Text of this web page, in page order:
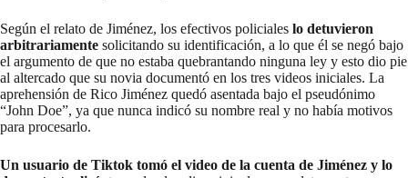
Según el relato de Jiménez, los efectivos policiales lo detuvieron
arbitrariamente solicitando su identificación, a lo que él se negó bajo
el argumento de que no estaba quebrantando ninguna ley y esto dio pie
al altercado que su novia documentó en los tres videos iniciales. La
aprehensión de Rico Jiménez quedó asentada bajo el pseudónimo
“John Doe”, ya que nunca indicó su nombre real y no había motivos
para procesarlo.
Un usuario de Tiktok tomó el video de la cuenta de Jiménez y lo